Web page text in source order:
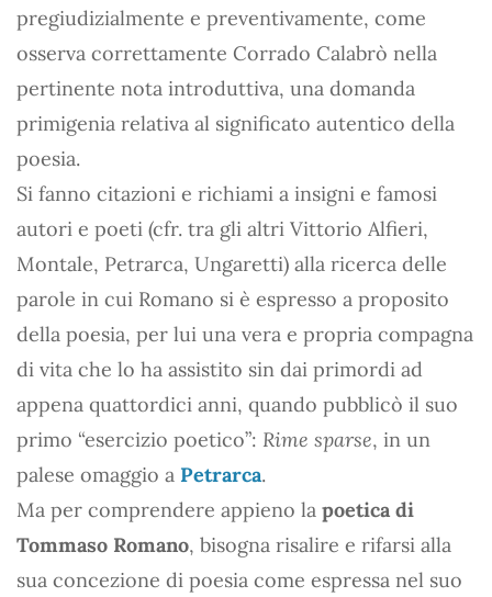
pregiudizialmente e preventivamente, come
osserva correttamente Corrado Calabrò nella
pertinente nota introduttiva, una domanda
primigenia relativa al significato autentico della
poesia.
Si fanno citazioni e richiami a insigni e famosi
autori e poeti (cfr. tra gli altri Vittorio Alfieri,
Montale, Petrarca, Ungaretti) alla ricerca delle
parole in cui Romano si è espresso a proposito
della poesia, per lui una vera e propria compagna
di vita che lo ha assistito sin dai primordi ad
appena quattordici anni, quando pubblicò il suo
primo “esercizio poetico”: Rime sparse, in un
palese omaggio a Petrarca.
Ma per comprendere appieno la poetica di
Tommaso Romano, bisogna risalire e rifarsi alla
sua concezione di poesia come espressa nel suo